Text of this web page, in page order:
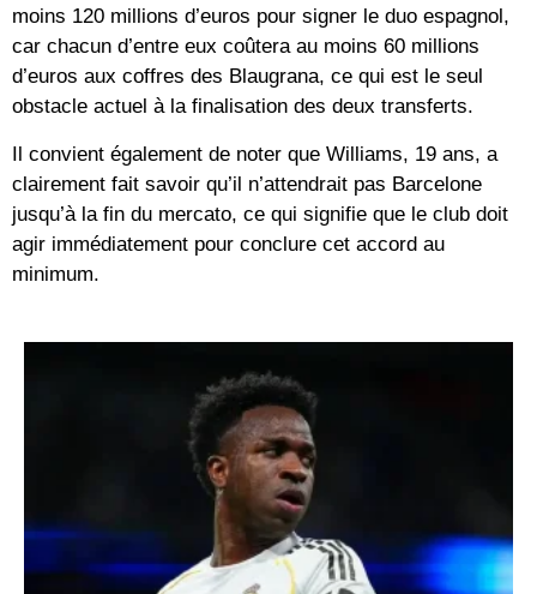
moins 120 millions d’euros pour signer le duo espagnol,
car chacun d’entre eux coûtera au moins 60 millions
d’euros aux coffres des Blaugrana, ce qui est le seul
obstacle actuel à la finalisation des deux transferts.
Il convient également de noter que Williams, 19 ans, a
clairement fait savoir qu’il n’attendrait pas Barcelone
jusqu’à la fin du mercato, ce qui signifie que le club doit
agir immédiatement pour conclure cet accord au
minimum.